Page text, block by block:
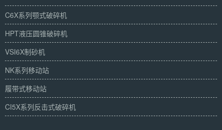
C6X系列颚式破碎机
HPT液压圆锥破碎机
VSI6X制砂机
NK系列移动站
履带式移动站
CI5X系列反击式破碎机